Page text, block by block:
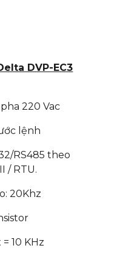
DVP-EC3
220 Vac
lệnh
RS485 theo
/ RTU.
20Khz
10 KHz